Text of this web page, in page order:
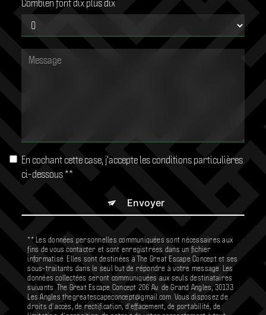
En cochant cette case, j'accepte les conditions particulières
ci-dessous **
Envoyer
** Les données personnelles communiquées sont nécessaires aux
fins de vous contacter et sont enregistrées dans un fichier
informatisé. Elles sont destinées à The Great Escape Concept et ses
sous-traitants dans le seul but de répondre à votre message. Les
données collectées seront communiquées aux seuls destinataires
suivants: The Great Escape Concept 206 Av. de Grand Angles, 30133
Les Angles thegreatescapeconcept@gmail.com. Vous disposez de
droits d’accès, de rectification, d’effacement, de portabilité, de